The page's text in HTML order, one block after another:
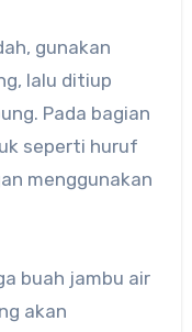
gunakan
lalu ditiup
Pada bagian
seperti huruf
menggunakan
buah jambu air
akan